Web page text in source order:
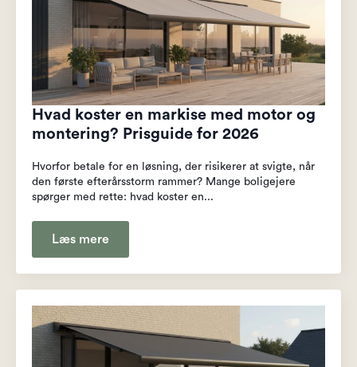
Hvad koster en markise med motor og
montering? Prisguide for 2026
Hvorfor betale for en løsning, der risikerer at svigte, når
den første efterårsstorm rammer? Mange boligejere
spørger med rette: hvad koster en...
Læs mere